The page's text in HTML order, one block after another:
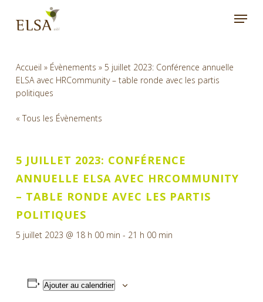
main
Menu
Accueil » Évènements » 5 juillet 2023: Conférence annuelle
ELSA avec HRCommunity – table ronde avec les partis
politiques
« Tous les Évènements
5 JUILLET 2023: CONFÉRENCE
ANNUELLE ELSA AVEC HRCOMMUNITY
– TABLE RONDE AVEC LES PARTIS
POLITIQUES
5 juillet 2023 @ 18 h 00 min - 21 h 00 min
Ajouter au calendrier